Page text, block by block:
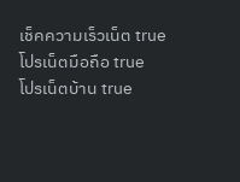
เช็คความเร็วเน็ต true
โปรเน็ตมือถือ true
โปรเน็ตบ้าน true